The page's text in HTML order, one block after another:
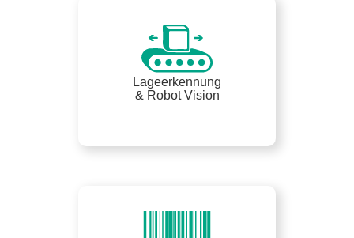
Lageerkennung
& Robot Vision